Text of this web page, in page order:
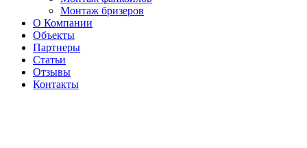
Монтаж бризеров
О Компании
Объекты
Партнеры
Статьи
Отзывы
Контакты